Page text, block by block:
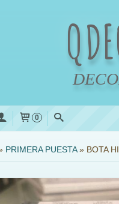
0
PRIMERA PUESTA» BOTA